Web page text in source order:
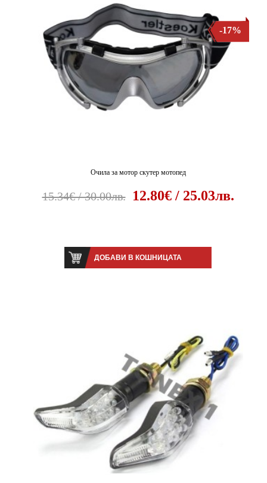
Очила за мотор скутер мотопед
15.34€ / 30.00лв. 12.80€ / 25.03лв.
-17%
ДОБАВИ В КОШНИЦАТА